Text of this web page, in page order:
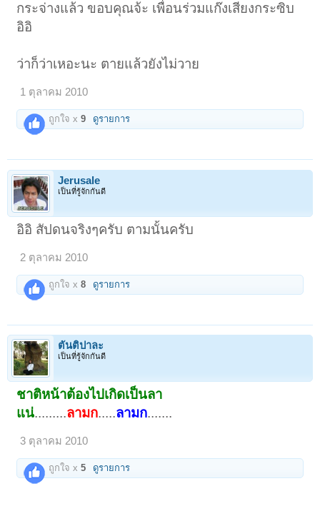
กระจ่างแล้ว ขอบคุณจ้ะ เพื่อนร่วมแก๊งเสียงกระซิบ
อิอิ
ว่าก็ว่าเหอะนะ ตายแล้วยังไม่วาย
1 ตุลาคม 2010
ถูกใจ x9 ดูรายการ
Jerusale
เป็นที่รู้จักกันดี
อิอิ สัปดนจริงๆครับ ตามนั้นครับ
2 ตุลาคม 2010
ถูกใจ x8 ดูรายการ
ตันติปาละ
เป็นที่รู้จักกันดี
ชาติหน้าต้องไปเกิดเป็นลา
แน่.........ลามก.....ลามก.......
3 ตุลาคม 2010
ถูกใจ x5 ดูรายการ